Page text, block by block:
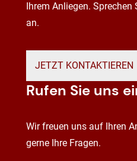
Ihrem Anliegen.
an.
JETZT KONTAKTIEREN
Rufen Sie uns
Wir freuen uns auf Ihren
gerne Ihre Fragen.